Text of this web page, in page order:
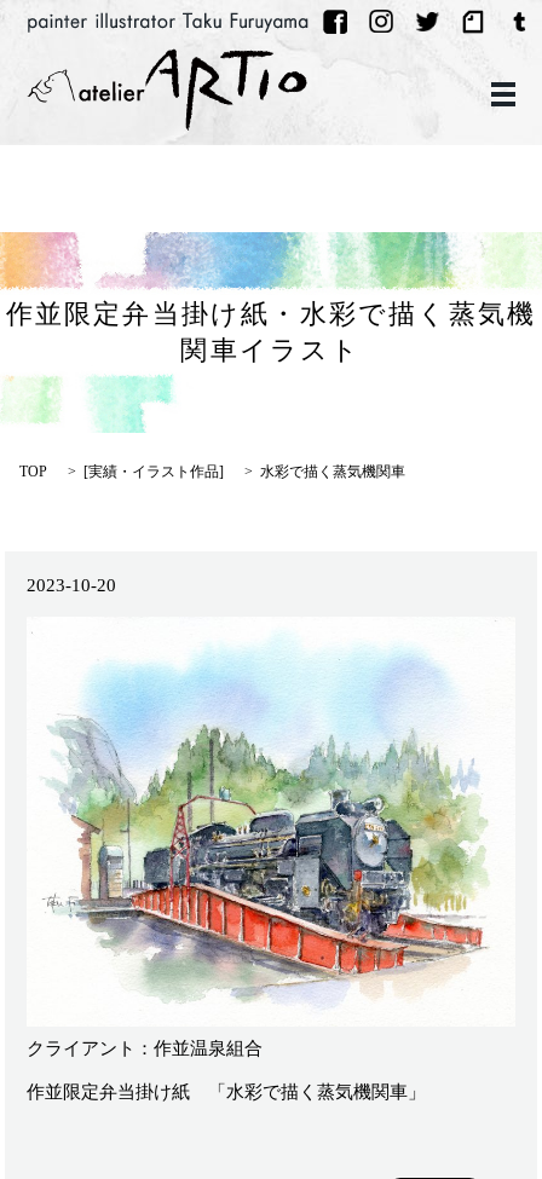
メ
作並限定弁当掛け紙・水彩で描く蒸気機
関車イラスト
TOP [実績・イラスト作品] 水彩で描く蒸気機関車
2023-10-20
クライアント：作並温泉組合
作並限定弁当掛け紙 「水彩で描く蒸気機関車」